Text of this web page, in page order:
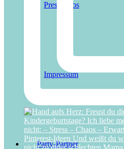
Presseinfos
Impressum
Party-Partner